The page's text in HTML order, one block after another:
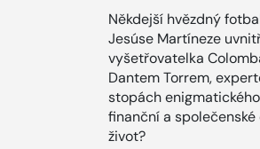
Někdejší hvězdný
Jesúse Martíneze
vyšetřovatelka
Dantem Torrem,
stopách
finanční a
život?